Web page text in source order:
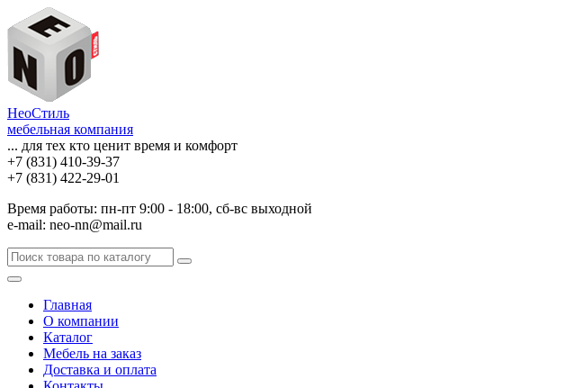
НеоСтиль
мебельная компания
... для тех кто ценит время и комфорт
+7 (831) 410-39-37
+7 (831) 422-29-01
Время работы: пн-пт 9:00 - 18:00, сб-вс выходной
e-mail: neo-nn@mail.ru
Главная
О компании
Каталог
Мебель на заказ
Доставка и оплата